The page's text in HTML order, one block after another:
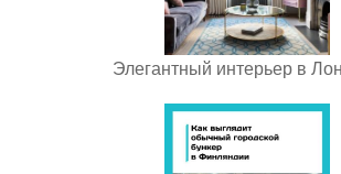
Элегантный интерьер в